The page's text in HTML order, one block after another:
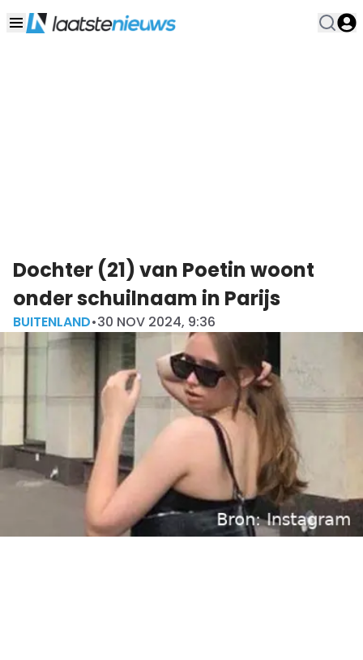
Dochter (21) van Poetin woont
onder schuilnaam in Parijs
BUITENLAND•30 NOV 2024, 9:36